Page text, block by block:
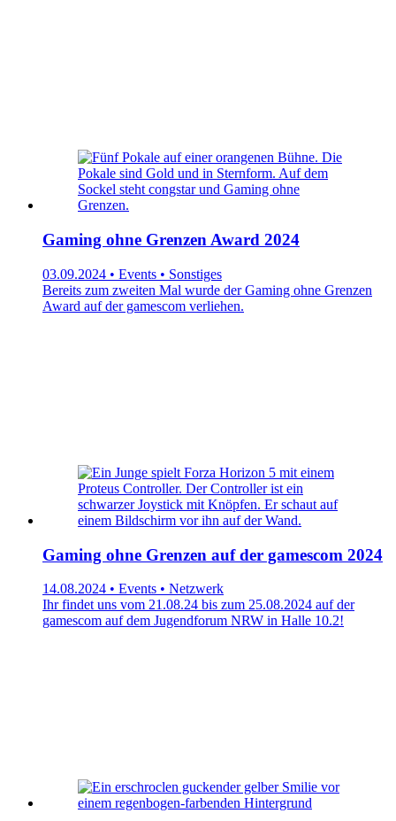
Gaming ohne Grenzen Award 2024
03.09.2024 • Events • Sonstiges
Bereits zum zweiten Mal wurde der Gaming ohne Grenzen
Award auf der gamescom verliehen.
Gaming ohne Grenzen auf der gamescom 2024
14.08.2024 • Events • Netzwerk
Ihr findet uns vom 21.08.24 bis zum 25.08.2024 auf der
gamescom auf dem Jugendforum NRW in Halle 10.2!